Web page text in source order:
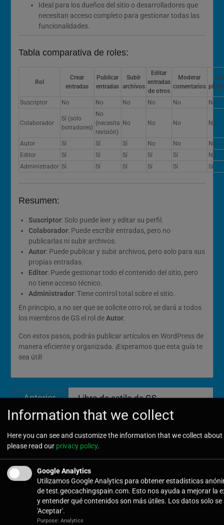
Ideal para los dueños del sitio o desarrolladores que
necesitan acceso completo para gestionar todas las
funcionalidades.
Tabla comparativa de roles:
Rol
Crear
entradas
Publicar
entradas
Subir
archivos
Editar
entradas
de otros
Moderar
comentarios
Suscriptor No No No No No No
Colaborador
Sí (solo
borradores)
No
(necesita
revisión)
No No No No
Autor Sí Sí Sí No No
No
Editor
Sí Sí Sí Sí Sí
No
Administrador Sí Sí Sí Sí Sí Sí
Resumen:
Suscriptor: Solo puede leer y editar su perfil.
Colaborador: Puede escribir entradas, pero no
publicarlas ni subir archivos.
Autor: Puede publicar y subir archivos, pero solo para sus
propias entradas.
Editor: Puede gestionar todo el contenido del sitio, pero
no tiene acceso técnico.
Administrador: Tiene control total sobre el sitio.
En principio, a no ser que se solicite otro rol, se dará a todos
los miembros de GS el rol deAutor.
Con estos pasos, podrás publicar artículos en WordPress de
manera eficiente y organizada. ¡Esperamos que esta guía te
sea útil!
de
entradas
Anterior
Entrada
Libro de estilo de GS
Siguiente
siguiente:
Bolas 01
Deja una respuesta
Lo siento, debes estar
Information that we collect
Here you can see and customize the information that we collect about
please read our privacy policy.
Google Analytics
Utilizamos Google Analytics para obtener estadísticas
de test.geocachingspain.com. Esto nos ayuda a mejorar la
y entender qué contenidos son más útiles. Los datos solo
'Aceptar'.
Purpose: Analytics